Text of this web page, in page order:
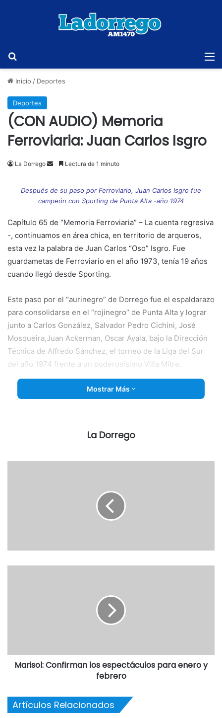
Inicio / Deportes
Deportes
(CON AUDIO) Memoria
Ferroviaria: Juan Carlos Isgro
La Dorrego
Send
email
Lectura de 1 minuto
Después de su paso por Ferroviario, Juan Carlos Isgro fue
campeón con Sporting de Punta Alta -año 1974
Capítulo 65 de “Memoria Ferroviaria” – La cuenta regresiva
-, continuamos en área chica, en territorio de arqueros,
esta vez la palabra de Juan Carlos “Oso” Isgro. Fue
guardametas de Ferroviario en el año 1973, tenía 19 años
cuando llegó desde Sporting.
Este paso por el “aurinegro” de Dorrego fue el espaldarazo
para consolidarse en el “rojinegro” de Punta Alta y lograr
junto a Carlos González, Salvador Pedro Cichini, José
Mosqueira,Juan Ackerman, Oscar Ayala, bajo la Dirección
Técnica de Alfredo Sánchez, el torneo de la Liga del Sur
del año 1974 frente a un poderosísimo Villa Mitre.
Le tocó, en ese 1973, compartir plantel con Omar Palomar,
“El Ruso” Ver, “Pepe” Arena, Raúl Hernandorena, Néstor
Oscar Jure, Luis María “El Chardo” Echeto, Julio
Mostrar Más
La Dorrego
Marisol: Confirman los espectáculos para enero y
febrero
Artículos Relacionados